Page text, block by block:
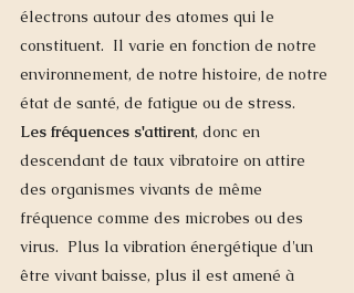
électrons autour des atomes qui le
constituent.  Il varie en fonction de notre
environnement, de notre histoire, de notre
état de santé, de fatigue ou de stress.
Les fréquences s'attirent, donc en
descendant de taux vibratoire on attire
des organismes vivants de même
fréquence comme des microbes ou des
virus.  Plus la vibration énergétique d'un
être vivant baisse, plus il est amené à